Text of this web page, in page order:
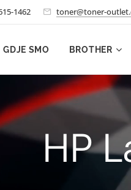
1462 toner@toner-
GDJE SMO BROTHER
HP